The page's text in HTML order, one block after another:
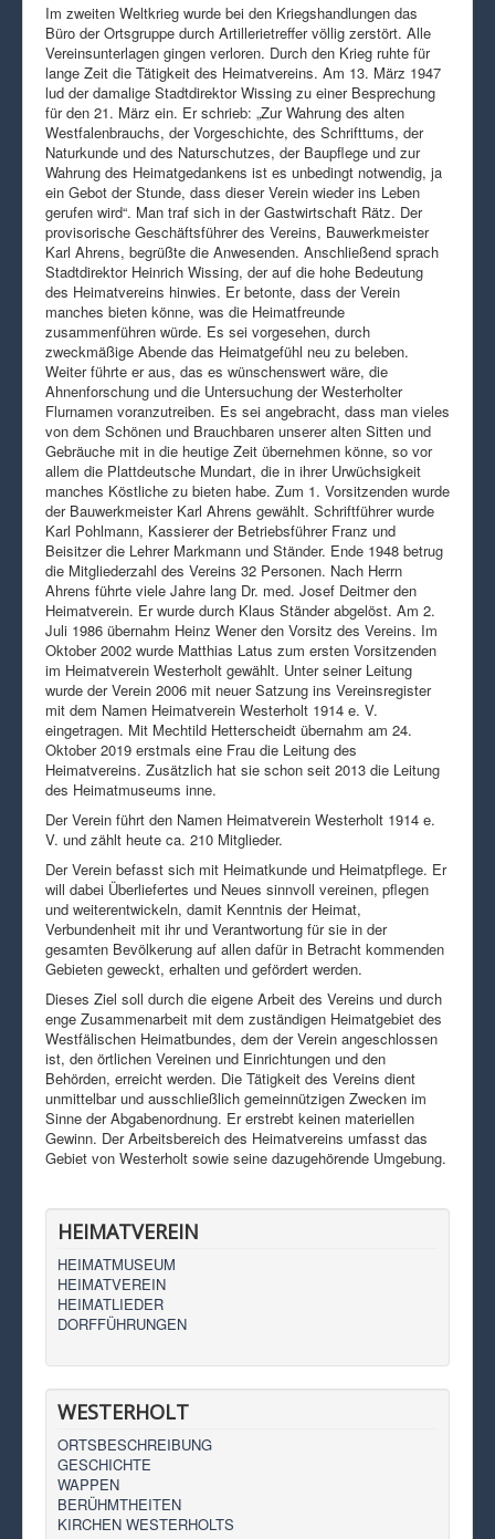
Im zweiten Weltkrieg wurde bei den Kriegshandlungen das
Büro der Ortsgruppe durch Artillerietreffer völlig zerstört. Alle
Vereinsunterlagen gingen verloren. Durch den Krieg ruhte für
lange Zeit die Tätigkeit des Heimatvereins. Am 13. März 1947
lud der damalige Stadtdirektor Wissing zu einer Besprechung
für den 21. März ein. Er schrieb: „Zur Wahrung des alten
Westfalenbrauchs, der Vorgeschichte, des Schrifttums, der
Naturkunde und des Naturschutzes, der Baupflege und zur
Wahrung des Heimatgedankens ist es unbedingt notwendig, ja
ein Gebot der Stunde, dass dieser Verein wieder ins Leben
gerufen wird“. Man traf sich in der Gastwirtschaft Rätz. Der
provisorische Geschäftsführer des Vereins, Bauwerkmeister
Karl Ahrens, begrüßte die Anwesenden. Anschließend sprach
Stadtdirektor Heinrich Wissing, der auf die hohe Bedeutung
des Heimatvereins hinwies. Er betonte, dass der Verein
manches bieten könne, was die Heimatfreunde
zusammenführen würde. Es sei vorgesehen, durch
zweckmäßige Abende das Heimatgefühl neu zu beleben.
Weiter führte er aus, das es wünschenswert wäre, die
Ahnenforschung und die Untersuchung der Westerholter
Flurnamen voranzutreiben. Es sei angebracht, dass man vieles
von dem Schönen und Brauchbaren unserer alten Sitten und
Gebräuche mit in die heutige Zeit übernehmen könne, so vor
allem die Plattdeutsche Mundart, die in ihrer Urwüchsigkeit
manches Köstliche zu bieten habe. Zum 1. Vorsitzenden wurde
der Bauwerkmeister Karl Ahrens gewählt. Schriftführer wurde
Karl Pohlmann, Kassierer der Betriebsführer Franz und
Beisitzer die Lehrer Markmann und Ständer. Ende 1948 betrug
die Mitgliederzahl des Vereins 32 Personen. Nach Herrn
Ahrens führte viele Jahre lang Dr. med. Josef Deitmer den
Heimatverein. Er wurde durch Klaus Ständer abgelöst. Am 2.
Juli 1986 übernahm Heinz Wener den Vorsitz des Vereins. Im
Oktober 2002 wurde Matthias Latus zum ersten Vorsitzenden
im Heimatverein Westerholt gewählt. Unter seiner Leitung
wurde der Verein 2006 mit neuer Satzung ins Vereinsregister
mit dem Namen Heimatverein Westerholt 1914 e. V.
eingetragen. Mit Mechtild Hetterscheidt übernahm am 24.
Oktober 2019 erstmals eine Frau die Leitung des
Heimatvereins. Zusätzlich hat sie schon seit 2013 die Leitung
des Heimatmuseums inne.
Der Verein führt den Namen Heimatverein Westerholt 1914 e.
V. und zählt heute ca. 210 Mitglieder.
Der Verein befasst sich mit Heimatkunde und Heimatpflege. Er
will dabei Überliefertes und Neues sinnvoll vereinen, pflegen
und weiterentwickeln, damit Kenntnis der Heimat,
Verbundenheit mit ihr und Verantwortung für sie in der
gesamten Bevölkerung auf allen dafür in Betracht kommenden
Gebieten geweckt, erhalten und gefördert werden.
Dieses Ziel soll durch die eigene Arbeit des Vereins und durch
enge Zusammenarbeit mit dem zuständigen Heimatgebiet des
Westfälischen Heimatbundes, dem der Verein angeschlossen
ist, den örtlichen Vereinen und Einrichtungen und den
Behörden, erreicht werden. Die Tätigkeit des Vereins dient
unmittelbar und ausschließlich gemeinnützigen Zwecken im
Sinne der Abgabenordnung. Er erstrebt keinen materiellen
Gewinn. Der Arbeitsbereich des Heimatvereins umfasst das
Gebiet von Westerholt sowie seine dazugehörende Umgebung.
HEIMATVEREIN
HEIMATMUSEUM
HEIMATVEREIN
HEIMATLIEDER
DORFFÜHRUNGEN
WESTERHOLT
ORTSBESCHREIBUNG
GESCHICHTE
WAPPEN
BERÜHMTHEITEN
KIRCHEN WESTERHOLTS